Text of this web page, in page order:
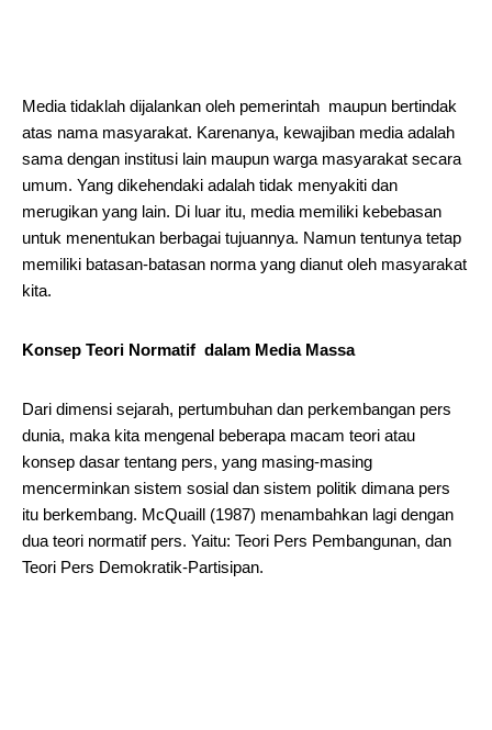
Media tidaklah dijalankan oleh pemerintah maupun bertindak
atas nama masyarakat. Karenanya, kewajiban media adalah
sama dengan institusi lain maupun warga masyarakat secara
umum. Yang dikehendaki adalah tidak menyakiti dan
merugikan yang lain. Di luar itu, media memiliki kebebasan
untuk menentukan berbagai tujuannya. Namun tentunya tetap
memiliki batasan-batasan norma yang dianut oleh masyarakat
kita.
Konsep Teori Normatif dalam Media Massa
Dari dimensi sejarah, pertumbuhan dan perkembangan pers
dunia, maka kita mengenal beberapa macam teori atau
konsep dasar tentang pers, yang masing-masing
mencerminkan sistem sosial dan sistem politik dimana pers
itu berkembang. McQuaill (1987) menambahkan lagi dengan
dua teori normatif pers. Yaitu: Teori Pers Pembangunan, dan
Teori Pers Demokratik-Partisipan.